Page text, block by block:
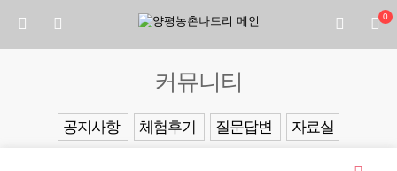
0
커뮤니티
공지사항 체험후기 질문답변 자료실